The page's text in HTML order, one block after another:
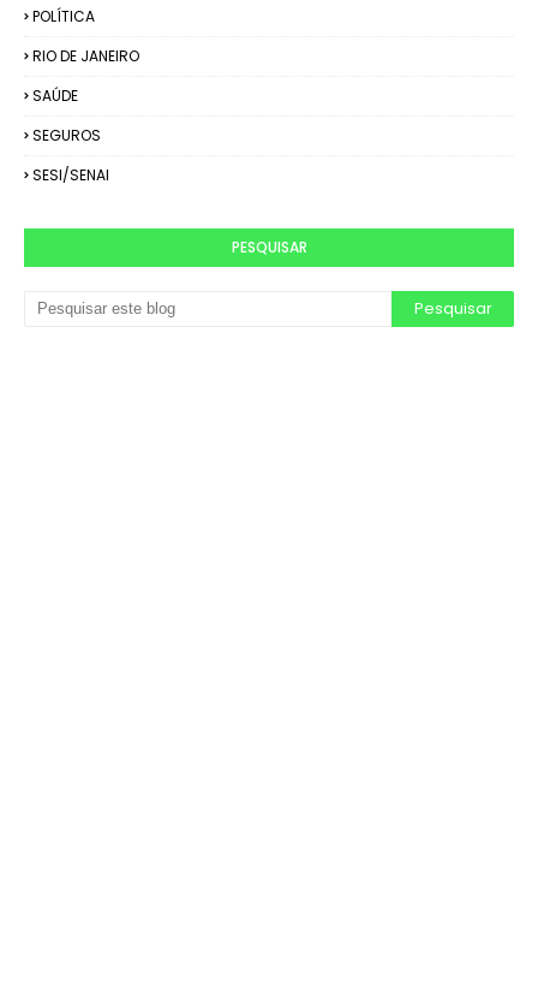
POLÍTICA
RIO DE JANEIRO
SAÚDE
SEGUROS
SESI/SENAI
PESQUISAR